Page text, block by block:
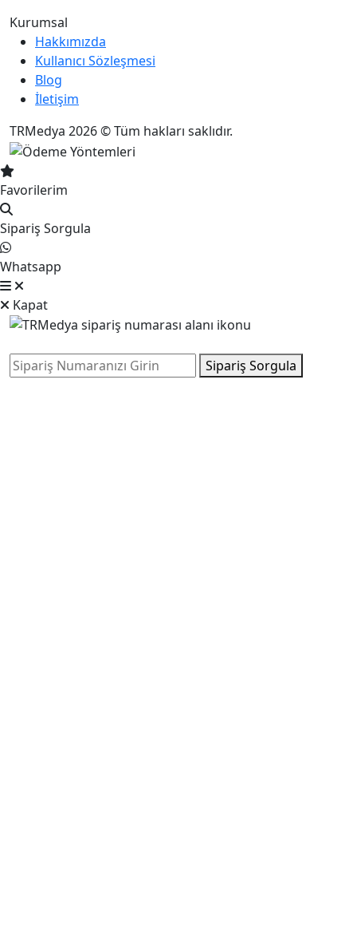
Kurumsal
Hakkımızda
Kullanıcı Sözleşmesi
Blog
İletişim
TRMedya 2026 © Tüm hakları saklıdır.
Favorilerim
Sipariş Sorgula
Whatsapp
Kapat
Sipariş Sorgula